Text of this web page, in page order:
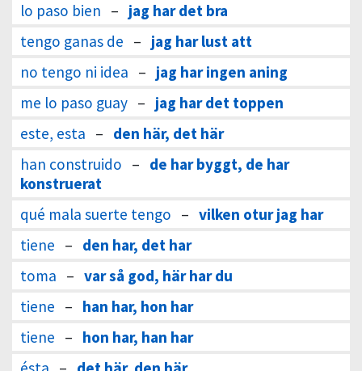
lo paso bien – jag har det bra
tengo ganas de – jag har lust att
no tengo ni idea – jag har ingen aning
me lo paso guay – jag har det toppen
este, esta – den här, det här
han construido – de har byggt, de har
konstruerat
qué mala suerte tengo – vilken otur jag har
tiene – den har, det har
toma – var så god, här har du
tiene – han har, hon har
tiene – hon har, han har